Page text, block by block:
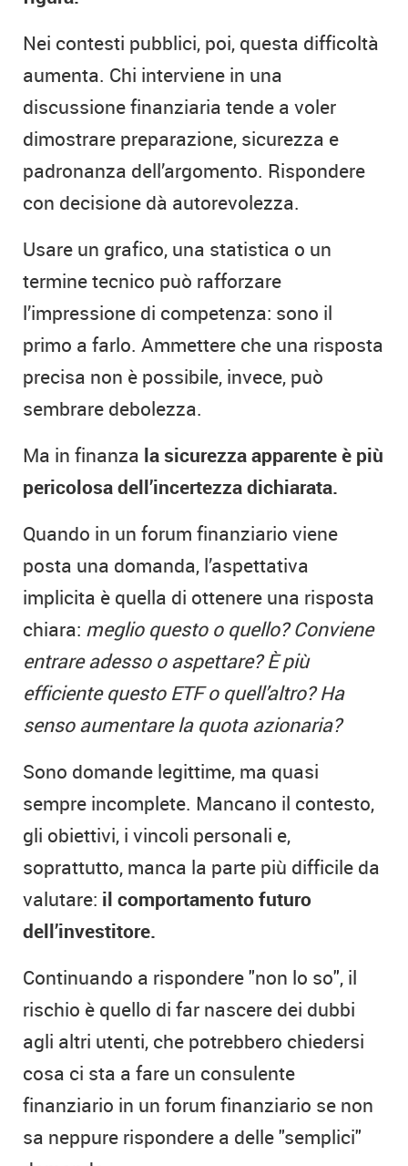
Nei contesti pubblici, poi, questa difficoltà
aumenta. Chi interviene in una
discussione finanziaria tende a voler
dimostrare preparazione, sicurezza e
padronanza dell’argomento. Rispondere
con decisione dà autorevolezza.
Usare un grafico, una statistica o un
termine tecnico può rafforzare
l’impressione di competenza: sono il
primo a farlo. Ammettere che una risposta
precisa non è possibile, invece, può
sembrare debolezza.
Ma in finanza la sicurezza apparente è più
pericolosa dell’incertezza dichiarata.
Quando in un forum finanziario viene
posta una domanda, l’aspettativa
implicita è quella di ottenere una risposta
chiara: meglio questo o quello? Conviene
entrare adesso o aspettare? È più
efficiente questo ETF o quell’altro? Ha
senso aumentare la quota azionaria?
Sono domande legittime, ma quasi
sempre incomplete. Mancano il contesto,
gli obiettivi, i vincoli personali e,
soprattutto, manca la parte più difficile da
valutare: il comportamento futuro
dell’investitore.
Continuando a rispondere "non lo so", il
rischio è quello di far nascere dei dubbi
agli altri utenti, che potrebbero chiedersi
cosa ci sta a fare un consulente
finanziario in un forum finanziario se non
sa neppure rispondere a delle "semplici"